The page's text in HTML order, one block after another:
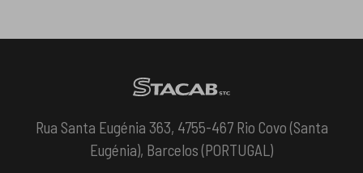
Rua Santa Eugénia 363, 4755-467 Rio Covo (Santa
Eugénia), Barcelos (PORTUGAL)